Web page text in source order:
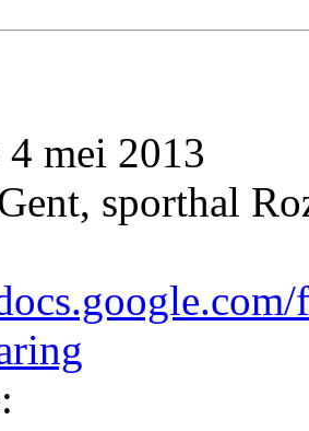
mei 2013
sporthal